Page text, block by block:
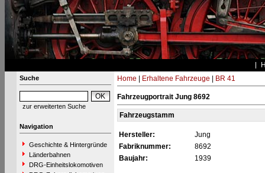
Suche
zur erweiterten Suche
Navigation
Geschichte & Hintergründe
Länderbahnen
DRG-Einheitslokomotiven
Home Erhaltene Fahrzeuge BR 41
Fahrzeugportrait Jung 8692
Fahrzeugstamm
Hersteller:
Jung
Fabriknummer:
8692
Baujahr:
1939